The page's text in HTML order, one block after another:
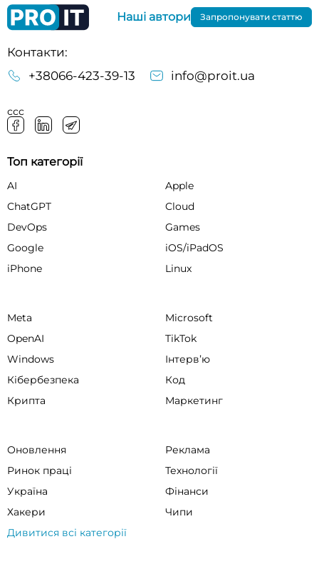
Контакти:
+38066-423-39-13
info@proit.ua
ссс
Наші автори Запропонувати статтю
Топ категорії
AI
Apple
ChatGPT
Cloud
DevOps
Games
Google
iOS/iPadOS
iPhone
Linux
Meta
Microsoft
OpenAI
TikTok
Windows
Інтервʼю
Кібербезпека
Код
Крипта
Маркетинг
Оновлення
Реклама
Ринок праці
Технології
Україна
Фінанси
Хакери
Чипи
Дивитися всі категорії